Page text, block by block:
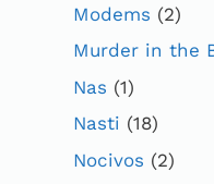
Modems (2)
Murder in the
Nas (1)
Nasti (18)
Nocivos (2)